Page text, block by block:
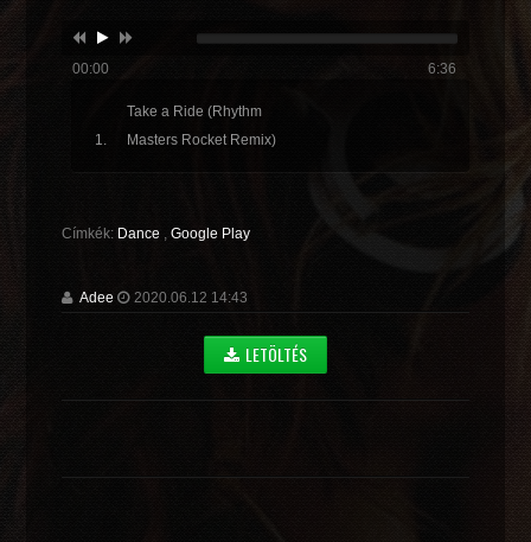
00:00 6:36
Take a Ride (Rhythm
Masters Rocket Remix)
Címkék: Dance ,Google Play
Adee 2020.06.12 14:43
LETÖLTÉS